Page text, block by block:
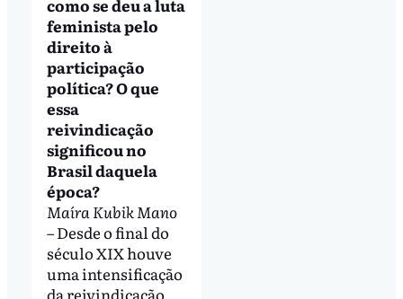
como se deu a luta
feminista pelo
direito à
participação
política? O que
essa
reivindicação
significou no
Brasil daquela
época?
Maíra Kubik Mano
– Desde o final do
século XIX houve
uma intensificação
da reivindicação